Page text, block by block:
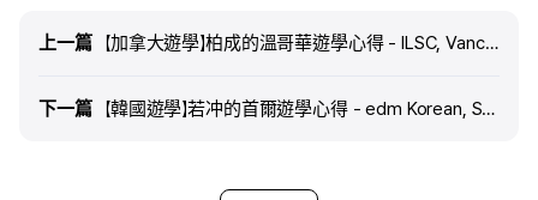
上一篇 上一篇
【加拿大遊學】柏成的溫哥華遊學心得 - ILSC, Vancouver
下一篇 下一篇
【韓國遊學】若冲的首爾遊學心得 - edm Korean, Seoul